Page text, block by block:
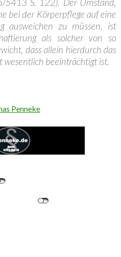
bei der Körperpflege auf eine
ausweichen zu müssen, ist
als solcher von so
dass allein hierdurch das
wesentlich beeinträchtigt ist.
Penneke